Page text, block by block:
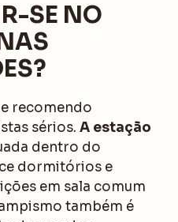
SE NO
recomendo
sérios. A estação
dentro do
dormitórios e
em sala comum
também é